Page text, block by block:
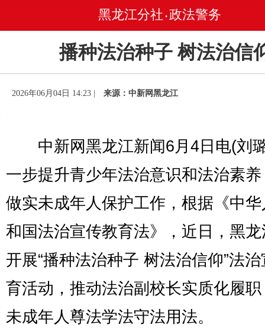
黑龙江分社 • 政法警务
播种法治种子 树法治信
2026年06月04日 14:23 | 来源：中新网黑龙江
中新网黑龙江新闻6月4日电(刘
一步提升青少年法治意识和法治素
做实未成年人保护工作，根据《中
和国法治宣传教育法》，近日，黑
开展“播种法治种子 树法治信仰”法
育活动，推动法治副校长实质化履
未成年人尊法学法守法用法。